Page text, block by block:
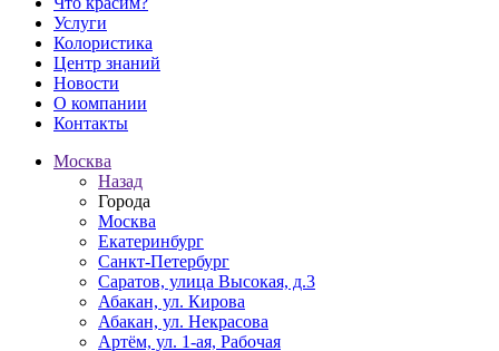
Услуги
Колористика
Центр знаний
Новости
О компании
Контакты
Москва
Назад
Города
Москва
Екатеринбург
Санкт-Петербург
Саратов, улица Высокая, д.3
Абакан, ул. Кирова
Абакан, ул. Некрасова
Артём, ул. 1-ая, Рабочая